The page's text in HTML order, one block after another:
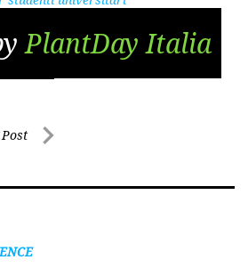
PlantDay Italia